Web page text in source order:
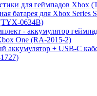
для геймпадов Xbox
батарея для Xbox Series
0634B)
- аккумулятор
One (RA-2015-2)
аккумулятор + USB-C